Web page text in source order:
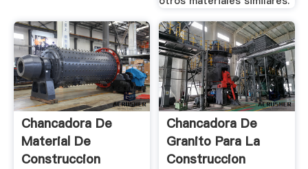
Chancadora De
Material De
Construccion
Chancadora De
Granito Para La
Construccion